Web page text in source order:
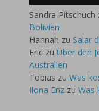
Sandra Pitschuch
Bolivien
Hannah zu Salar
Eric zu Über den
Australien
Tobias zu Was
Ilona Enz zu Was